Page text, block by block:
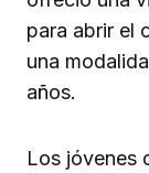
para abrir el
una
años.
Los jóvenes